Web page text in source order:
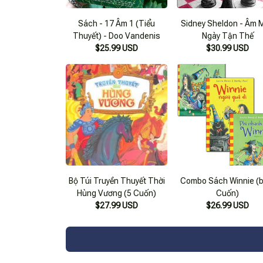
Sách - 17 Âm 1 (Tiểu
Thuyết) - Doo Vandenis
$25.99 USD
Sidney Sheldon - Âm
Ngày Tận Thế
$30.99 USD
Bộ Túi Truyền Thuyết Thời
Hùng Vương (5 Cuốn)
$27.99 USD
Combo Sách Winnie
Cuốn)
$26.99 USD